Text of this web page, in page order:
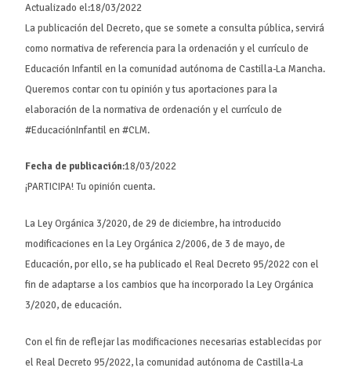
Actualizado el:18/03/2022
La publicación del Decreto, que se somete a consulta pública, servirá
como normativa de referencia para la ordenación y el currículo de
Educación Infantil en la comunidad autónoma de Castilla-La Mancha.
Queremos contar con tu opinión y tus aportaciones para la
elaboración de la normativa de ordenación y el currículo de
#EducaciónInfantil en #CLM.
Fecha de publicación:18/03/2022
¡PARTICIPA! Tu opinión cuenta.
La Ley Orgánica 3/2020, de 29 de diciembre, ha introducido
modificaciones en la Ley Orgánica 2/2006, de 3 de mayo, de
Educación, por ello, se ha publicado el Real Decreto 95/2022 con el
fin de adaptarse a los cambios que ha incorporado la Ley Orgánica
3/2020, de educación.
Con el fin de reflejar las modificaciones necesarias establecidas por
el Real Decreto 95/2022, la comunidad autónoma de Castilla-La